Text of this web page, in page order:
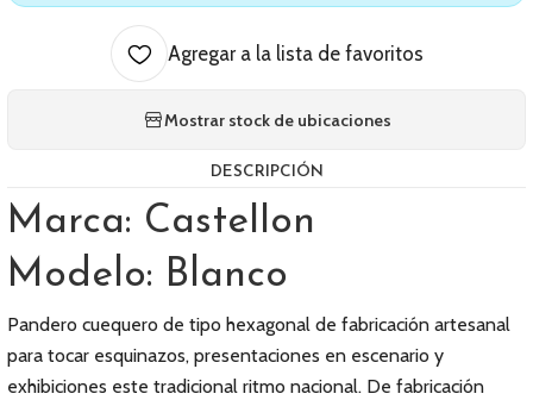
Agregar a la lista de favoritos
Mostrar stock de ubicaciones
DESCRIPCIÓN
Marca: Castellon
Modelo: Blanco
Pandero cuequero de tipo hexagonal de fabricación artesanal
para tocar esquinazos, presentaciones en escenario y
exhibiciones este tradicional ritmo nacional. De fabricación